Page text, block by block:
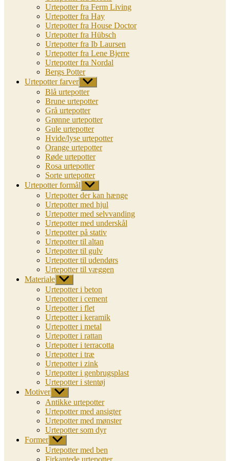
Urtepotter fra Ferm Living
Urtepotter fra Hay
Urtepotter fra House Doctor
Urtepotter fra Hübsch
Urtepotter fra Ib Laursen
Urtepotter fra Lene Bjerre
Urtepotter fra Nordal
Bergs Potter
Urtepotter farver Vis
undermenu
Blå urtepotter
Brune urtepotter
Grå urtepotter
Grønne urtepotter
Gule urtepotter
Hvide/lyse urtepotter
Orange urtepotter
Røde urtepotter
Rosa urtepotter
Sorte urtepotter
Urtepotter formål Vis
undermenu
Urtepotter der kan hænge
Urtepotter med hjul
Urtepotter med selvvanding
Urtepotter med underskål
Urtepotter på stativ
Urtepotter til altan
Urtepotter til gulv
Urtepotter til udendørs
Urtepotter til væggen
Materiale Vis
undermenu
Urtepotter i beton
Urtepotter i cement
Urtepotter i flet
Urtepotter i keramik
Urtepotter i metal
Urtepotter i rattan
Urtepotter i terracotta
Urtepotter i træ
Urtepotter i zink
Urtepotter i genbrugsplast
Urtepotter i stentøj
Motiver Vis
undermenu
Antikke urtepotter
Urtepotter med ansigter
Urtepotter med mønster
Urtepotter som dyr
Former Vis
undermenu
Urtepotter med ben
Firkantede urtepotter